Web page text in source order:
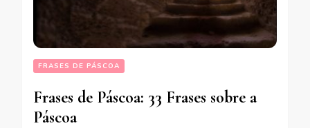
FRASES DE PÁSCOA
Frases de Páscoa: 33 Frases sobre a
Páscoa